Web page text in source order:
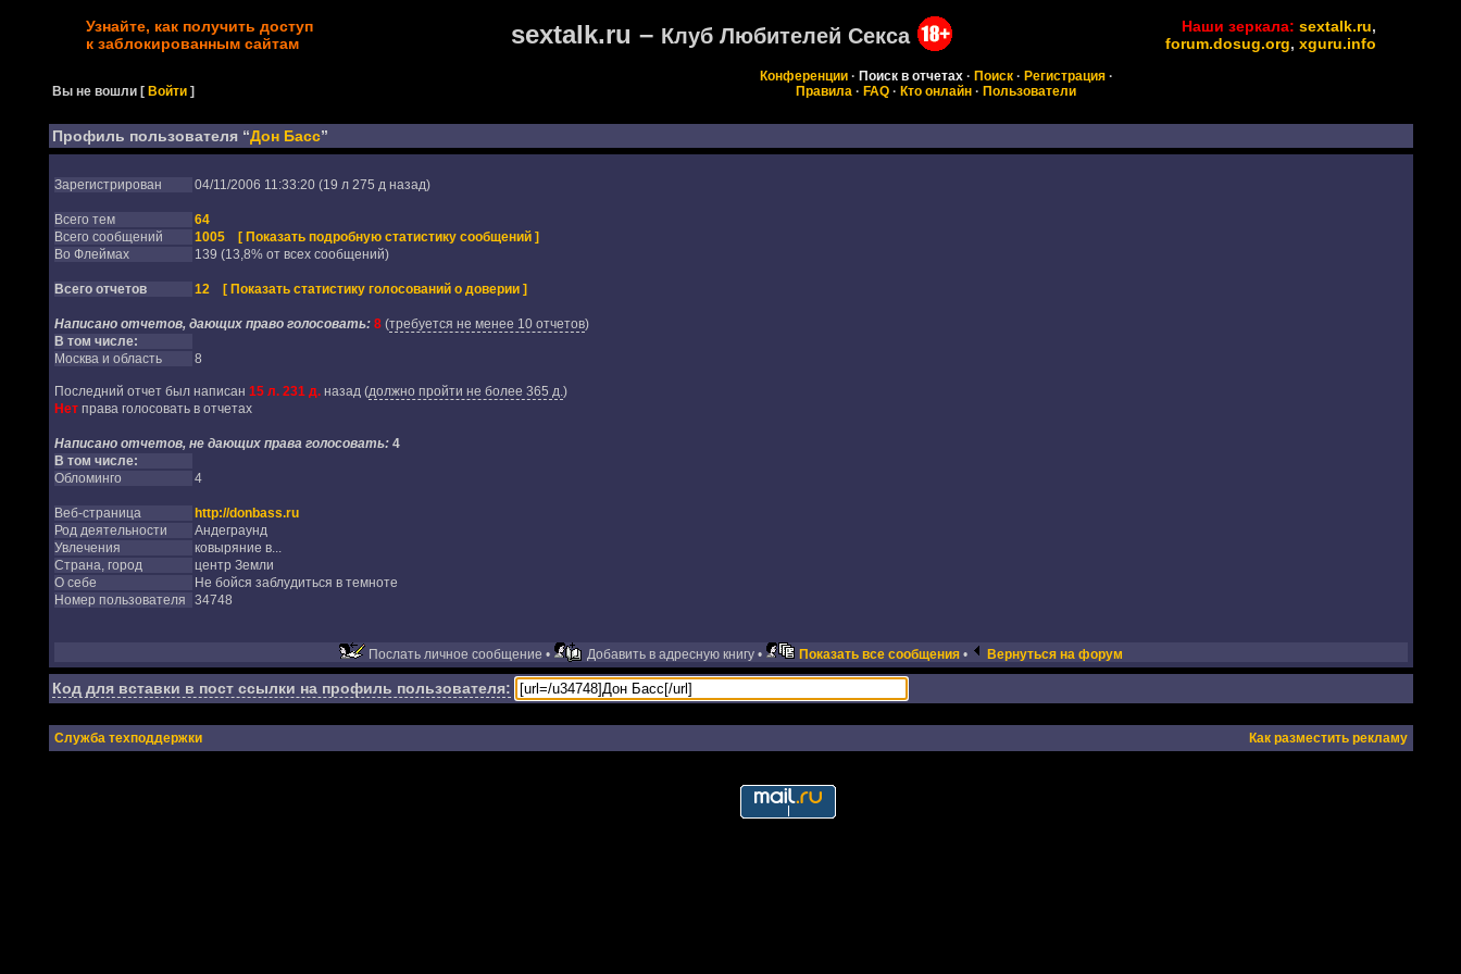
Узнайте, как получить доступ
к заблокированным сайтам
sextalk.ru – Клуб Любителей Секса Наши зеркала: sextalk.ru,
forum.dosug.org, xguru.info
Вы не вошли [Войти ]
Конференции· Поиск в отчетах· Поиск· Регистрация·
Правила · FAQ · Кто онлайн · Пользователи
Профиль пользователя “Дон Басс”
Зарегистрирован 04/11/2006 11:33:20 (19 л 275 д назад)
Всего тем
64
Всего сообщений
1005
[ Показать подробную статистику сообщений ]
Во Флеймах
139 (13,8% от всех сообщений)
Всего отчетов 12 [ Показать статистику голосований о доверии ]
Написано отчетов, дающих право голосовать: 8(требуется не менее 10 отчетов)
В том числе:
Москва и область
8
Последний отчет был написан 15 л. 231 д.назад(должно пройти не более 365 д.)
Нетправа голосовать в отчетах
Написано отчетов, не дающих права голосовать: 4
В том числе:
Обломинго
4
Веб-страница
http://donbass.ru
Род деятельности
Андеграунд
Увлечения
ковыряние в...
Страна, город
центр Земли
О себе
Не бойся заблудиться в темноте
Номер пользователя
34748
Послать личное сообщение • Добавить в адресную книгу • Показать все сообщения• Вернуться на форум
Код для вставки в пост ссылки на профиль пользователя:
Служба техподдержки Как разместить рекламу